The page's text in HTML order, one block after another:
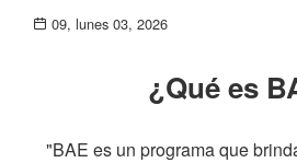
09, lunes 03, 2026
¿Qué es
"BAE es un programa que